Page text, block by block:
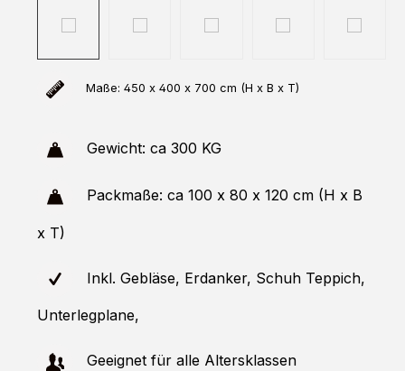
Maße: 450 x 400 x 700 cm (H x B x T)
Gewicht: ca 300 KG
Packmaße: ca 100 x 80 x 120 cm (H x B
x T)
Inkl. Gebläse, Erdanker, Schuh Teppich,
Unterlegplane,
Geeignet für alle Altersklassen